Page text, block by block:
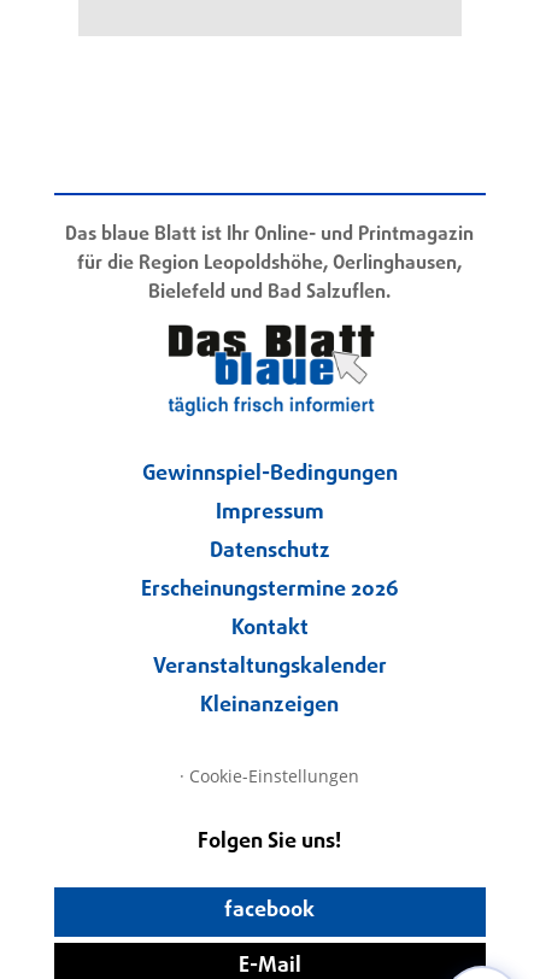
Das blaue Blatt ist Ihr Online- und Printmagazin
für die Region Leopoldshöhe, Oerlinghausen,
Bielefeld und Bad Salzuflen.
Gewinnspiel-Bedingungen
Impressum
Datenschutz
Erscheinungstermine 2026
Kontakt
Veranstaltungskalender
Kleinanzeigen
· Cookie-Einstellungen
Folgen Sie uns!
facebook
E-Mail